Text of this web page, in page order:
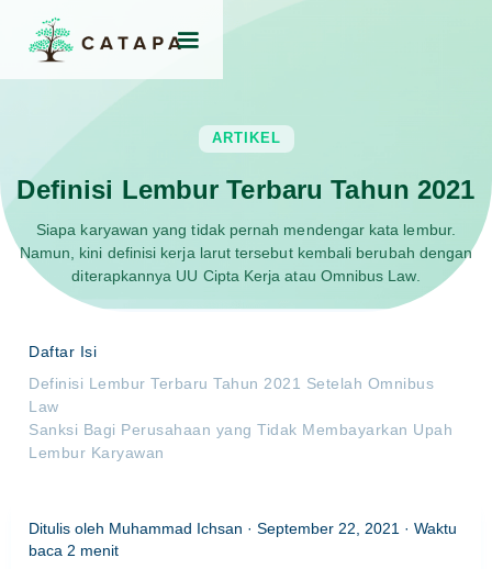
ARTIKEL
Definisi Lembur Terbaru Tahun 2021
Siapa karyawan yang tidak pernah mendengar kata lembur.
Namun, kini definisi kerja larut tersebut kembali berubah dengan
diterapkannya UU Cipta Kerja atau Omnibus Law.
Daftar Isi
Definisi Lembur Terbaru Tahun 2021 Setelah Omnibus
Law
Sanksi Bagi Perusahaan yang Tidak Membayarkan Upah
Lembur Karyawan
Ditulis oleh Muhammad Ichsan · September 22, 2021 · Waktu
baca 2 menit